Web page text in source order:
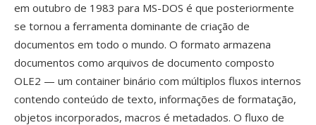
em outubro de 1983 para MS-DOS é que posteriormente
se tornou a ferramenta dominante de criação de
documentos em todo o mundo. O formato armazena
documentos como arquivos de documento composto
OLE2 — um container binário com múltiplos fluxos internos
contendo conteúdo de texto, informações de formatação,
objetos incorporados, macros é metadados. O fluxo de